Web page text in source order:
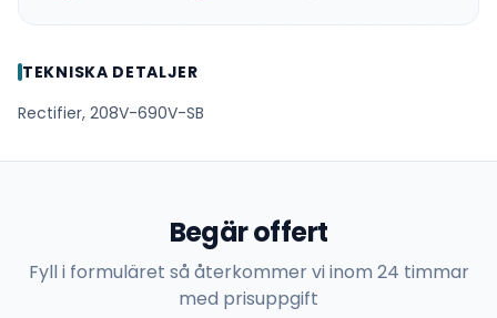
TEKNISKA DETALJER
Rectifier, 208V-690V-SB
Begär offert
Fyll i formuläret så återkommer vi inom 24 timmar
med prisuppgift